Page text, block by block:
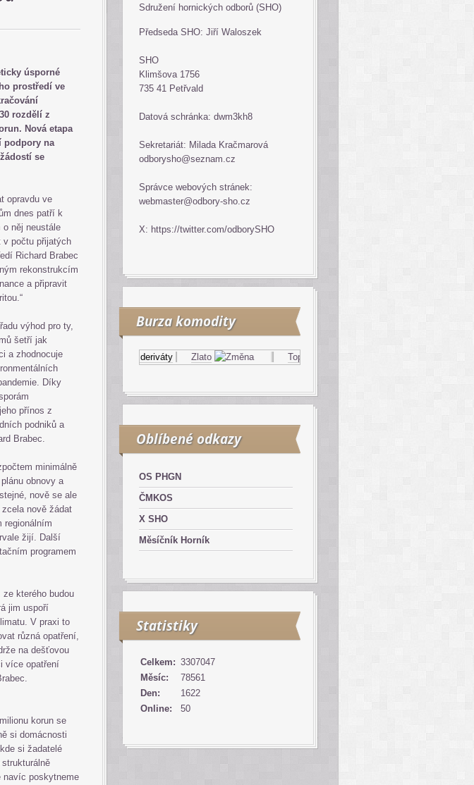
úsporné
prostředí ve
rozdělí z
Nová etapa
podpory na
se
opravdu ve
dnes patří k
o něj neustále
v počtu přijatých
Richard Brabec
rekonstrukcím
a připravit
výhod pro ty,
šetří jak
a zhodnocuje
Díky
přínos z
podniků a
Brabec.
minimálně
obnovy a
nově se ale
nově žádat
regionálním
žijí. Další
programem
ze kterého budou
jim uspoří
V praxi to
různá opatření,
na dešťovou
více opatření
korun se
si domácnosti
si žadatelé
navíc poskytneme
Sdružení hornických odborů (SHO)
Předseda SHO: Jiří Waloszek
SHO
Klimšova 1756
735 41 Petřvald
Datová schránka: dwm3kh8
Sekretariát: Milada Kračmarová
odborysho@seznam.cz
Správce webových stránek:
webmaster@odbory-sho.cz
X: https://twitter.com/odborySHO
Burza komodity
Kurzy.cz Komodity a deriváty Zlato Topný olej
Oblíbené odkazy
OS PHGN
ČMKOS
X SHO
Měsíčník Horník
Statistiky
Online: 50
Celkem: 3307047
Měsíc:
78561
Den:
1622